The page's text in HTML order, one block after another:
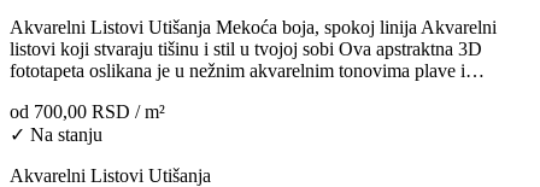
Akvarelni Listovi Utišanja Mekoća boja, spokoj linija Akvarelni
listovi koji stvaraju tišinu i stil u tvojoj sobi Ova apstraktna 3D
fototapeta oslikana je u nežnim akvarelnim tonovima plave i…
od 700,00 RSD / m²
✓ Na stanju
Akvarelni Listovi Utišanja